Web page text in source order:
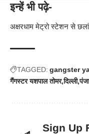
इन्हें भी पढ़े-
अक्षरधाम मेट्रो स्टेशन से
TAGGED: gangster
गैंगस्टर यशपाल तोमर दिल्ली
Sign Up